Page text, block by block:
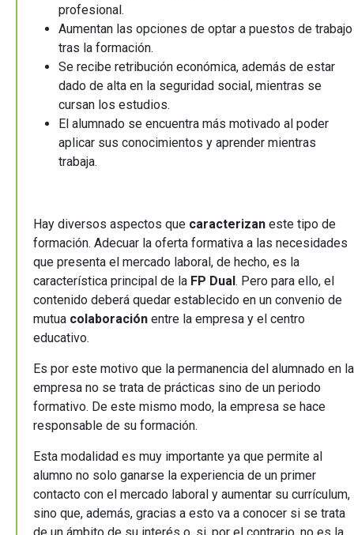
profesional.
Aumentan las opciones de optar a puestos de trabajo
tras la formación.
Se recibe retribución económica, además de estar
dado de alta en la seguridad social, mientras se
cursan los estudios.
El alumnado se encuentra más motivado al poder
aplicar sus conocimientos y aprender mientras
trabaja.
Hay diversos aspectos que caracterizan este tipo de
formación. Adecuar la oferta formativa a las necesidades
que presenta el mercado laboral, de hecho, es la
característica principal de la FP Dual . Pero para ello, el
contenido deberá quedar establecido en un convenio de
mutua colaboración entre la empresa y el centro
educativo.
Es por este motivo que la permanencia del alumnado en la
empresa no se trata de prácticas sino de un periodo
formativo. De este mismo modo, la empresa se hace
responsable de su formación.
Esta modalidad es muy importante ya que permite al
alumno no solo ganarse la experiencia de un primer
contacto con el mercado laboral y aumentar su currículum,
sino que, además, gracias a esto va a conocer si se trata